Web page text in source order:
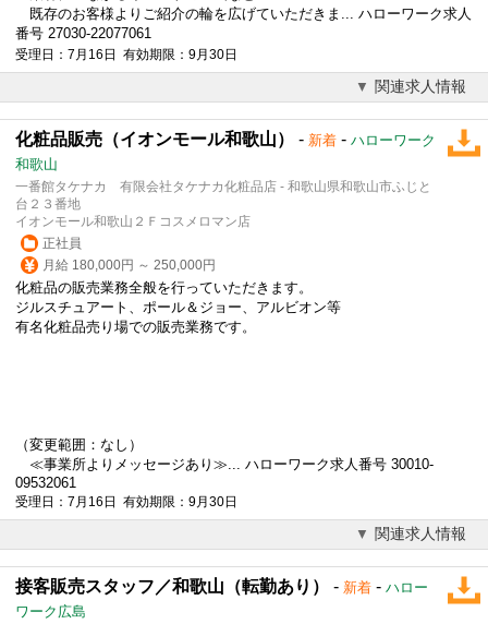
既存のお客様よりご紹介の輪を広げていただきま... ハローワーク求人
番号 27030-22077061
受理日：7月16日 有効期限：9月30日
関連求人情報
化粧品販売（イオンモール和歌山） - 新着 - ハローワーク
和歌山
一番館タケナカ 有限会社タケナカ化粧品店 - 和歌山県和歌山市ふじと
台２３番地
イオンモール和歌山２Ｆコスメロマン店
正社員
月給 180,000円 ～ 250,000円
化粧品の販売業務全般を行っていただきます。
ジルスチュアート、ポール＆ジョー、アルビオン等
有名化粧品売り場での販売業務です。
（変更範囲：なし）
≪事業所よりメッセージあり≫... ハローワーク求人番号 30010-
09532061
受理日：7月16日 有効期限：9月30日
関連求人情報
接客販売スタッフ／和歌山（転勤あり） - 新着 - ハロー
ワーク広島